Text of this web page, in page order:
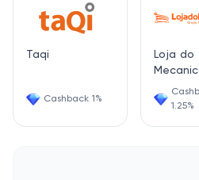
Taqi
Cashback 1%
Loja do
1.25%